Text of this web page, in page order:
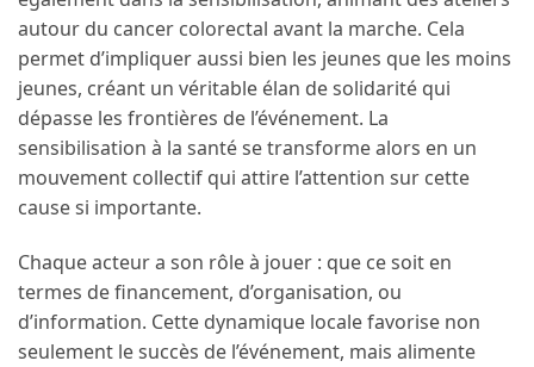
autour du cancer colorectal avant la marche. Cela
permet d’impliquer aussi bien les jeunes que les moins
jeunes, créant un véritable élan de solidarité qui
dépasse les frontières de l’événement. La
sensibilisation à la santé se transforme alors en un
mouvement collectif qui attire l’attention sur cette
cause si importante.
Chaque acteur a son rôle à jouer : que ce soit en
termes de financement, d’organisation, ou
d’information. Cette dynamique locale favorise non
seulement le succès de l’événement, mais alimente